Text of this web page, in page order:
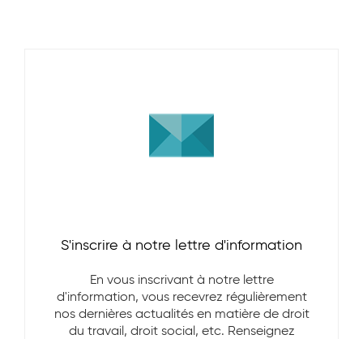
S'inscrire à notre lettre d'information
En vous inscrivant à notre lettre
d'information, vous recevrez régulièrement
nos dernières actualités en matière de droit
du travail, droit social, etc. Renseignez